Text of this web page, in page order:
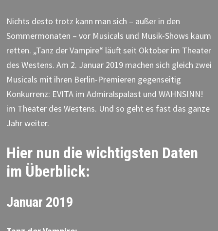
Nichts desto trotz kann man sich – außer in den
Sommermonaten – vor Musicals und Musik-Shows kaum
retten. „Tanz der Vampire“ läuft seit Oktober im Theater
des Westens. Am 2. Januar 2019 machen sich gleich zwei
Musicals mit ihren Berlin-Premieren gegenseitig
Konkurrenz: EVITA im Admiralspalast und WAHNSINN!
im Theater des Westens. Und so geht es fast das ganze
Jahr weiter.
Hier nun die wichtigsten Daten
im Überblick:
Januar 2019